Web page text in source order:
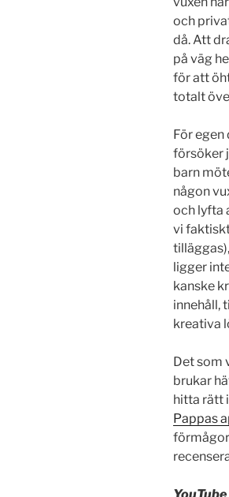
och
då. Att
på väg
för att
totalt
För
försöker
barn
någon
och lyfta
vi
ligger
kanske
innehåll,
kreativa
Det som
brukar
hitta rätt
Pappas
förmågor